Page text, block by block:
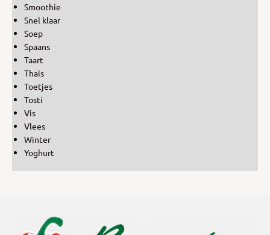
Smoothie
Snel klaar
Soep
Spaans
Taart
Thais
Toetjes
Tosti
Vis
Vlees
Winter
Yoghurt